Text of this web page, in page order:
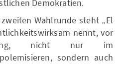
Demokratien.
Wahlrunde steht „El
nennt, vor
nicht nur im
sondern auch